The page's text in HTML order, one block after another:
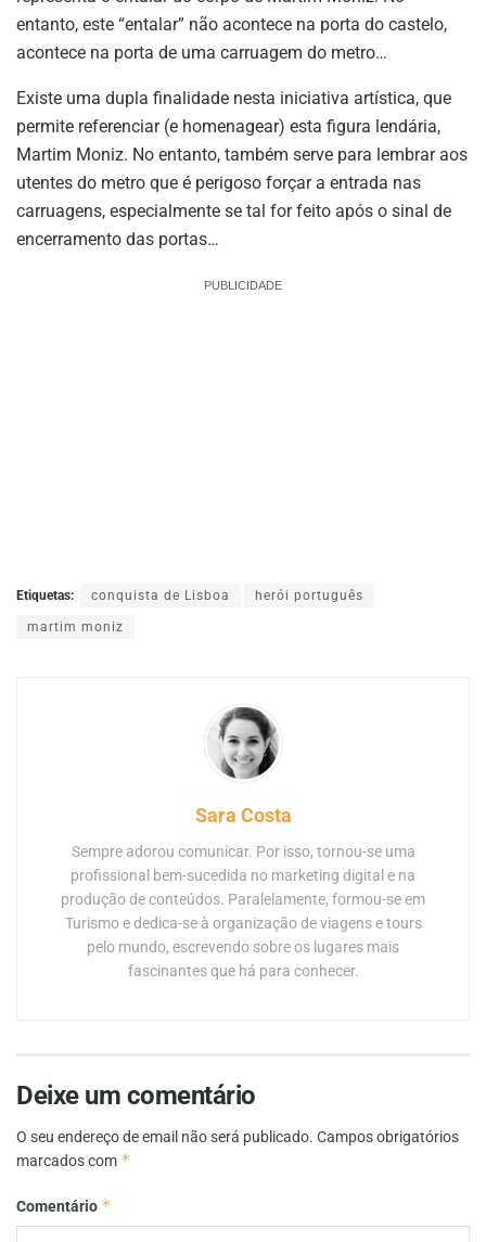
entanto, este “entalar” não acontece na porta do castelo,
acontece na porta de uma carruagem do metro…
Existe uma dupla finalidade nesta iniciativa artística, que
permite referenciar (e homenagear) esta figura lendária,
Martim Moniz. No entanto, também serve para lembrar aos
utentes do metro que é perigoso forçar a entrada nas
carruagens, especialmente se tal for feito após o sinal de
encerramento das portas…
PUBLICIDADE
Etiquetas: conquista de Lisboa herói português
martim moniz
Sara Costa
Sempre adorou comunicar. Por isso, tornou-se uma
profissional bem-sucedida no marketing digital e na
produção de conteúdos. Paralelamente, formou-se em
Turismo e dedica-se à organização de viagens e tours
pelo mundo, escrevendo sobre os lugares mais
fascinantes que há para conhecer.
Deixe um comentário
O seu endereço de email não será publicado. Campos obrigatórios
marcados com *
Comentário *